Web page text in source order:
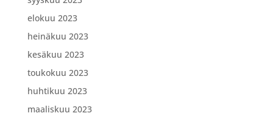
elokuu 2023
heinäkuu 2023
kesäkuu 2023
toukokuu 2023
huhtikuu 2023
maaliskuu 2023